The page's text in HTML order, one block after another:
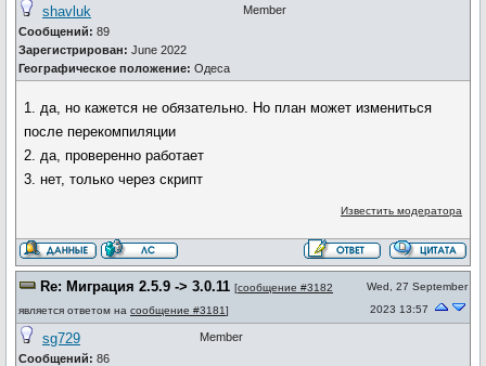
shavluk
Сообщений: 89
Зарегистрирован: June 2022
Географическое положение: Одеса
Member
1. да, но кажется не обязательно. Но план может измениться
после перекомпиляции
2. да, проверенно работает
3. нет, только через скрипт
Известить модератора
Re: Миграция 2.5.9 -> 3.0.11 [сообщение #3182
является ответом на сообщение #3181]
Wed, 27 September
2023 13:57
sg729
Сообщений: 86
Member